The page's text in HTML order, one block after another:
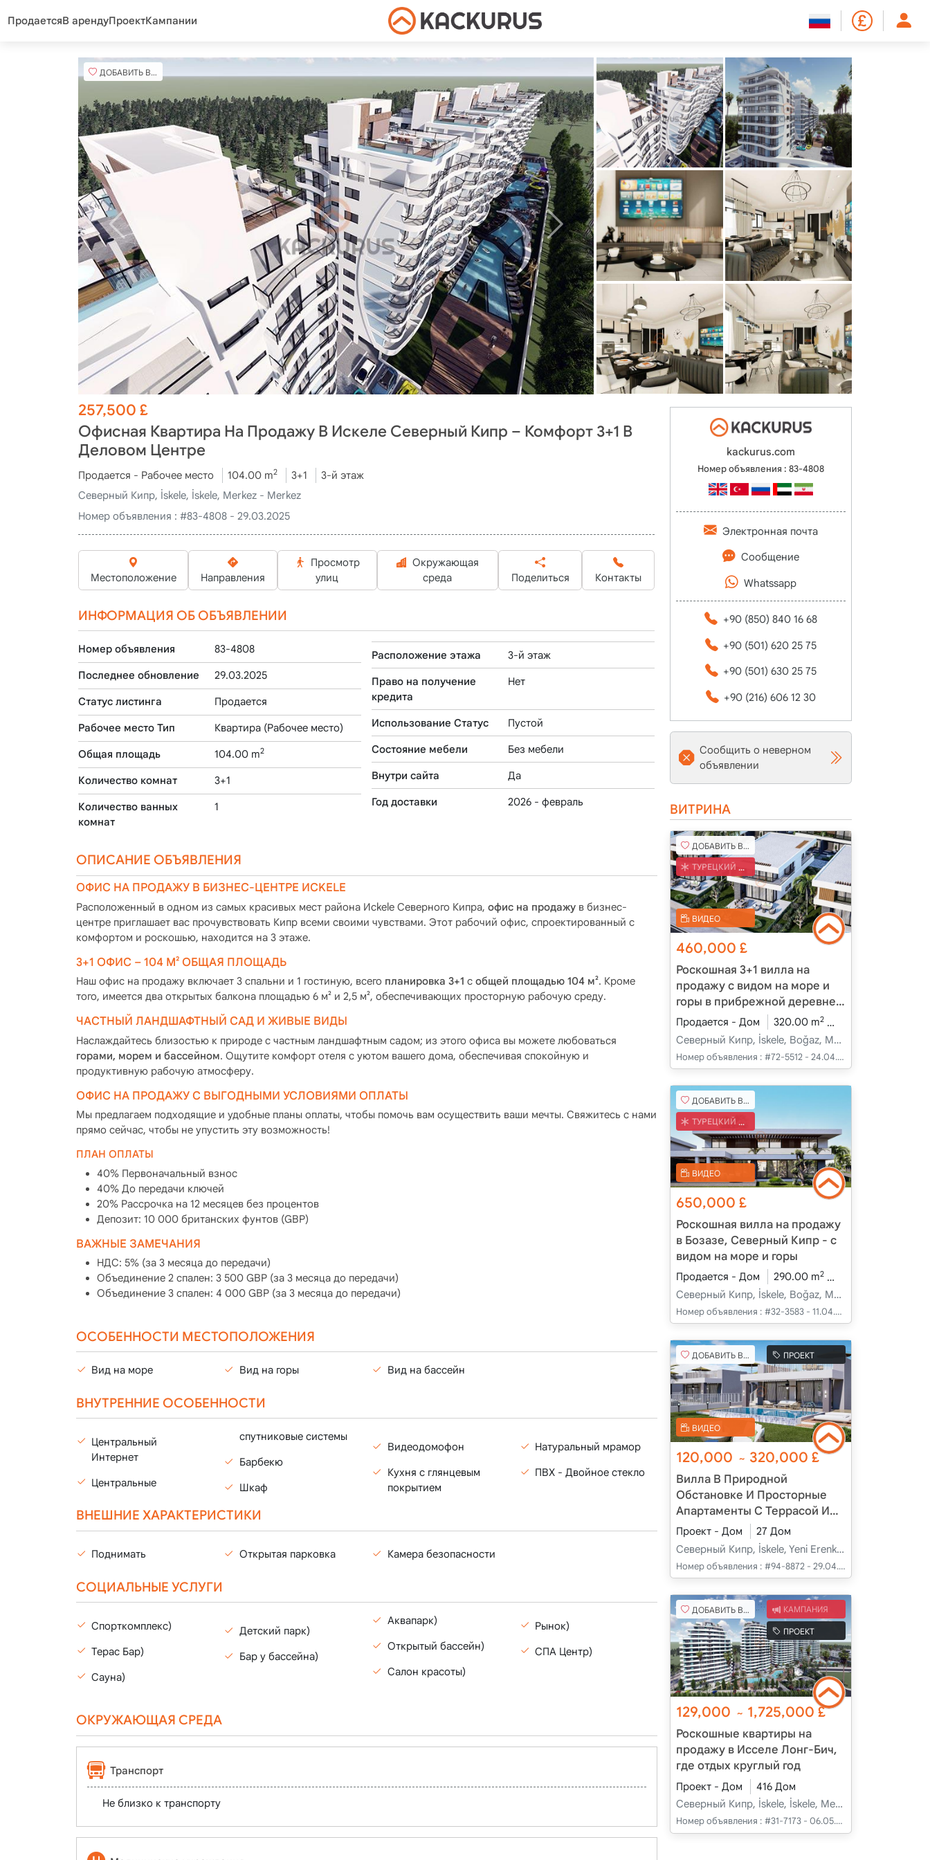
ПродаетсяВ арендуПроектКампании
ДОБАВИТЬ В ИЗБРАННОЕ
257,500£
Офисная Квартира На Продажу В Искеле Северный Кипр – Комфорт 3+1 В
Деловом Центре
Продается - Рабочее место 104.00 m2 3+1
3-й этаж
Северный Кипр, İskele, İskele, Merkez - Merkez
Номер объявления : #83-4808 - 29.03.2025
Местоположение Направления
Просмотр
улиц
Окружающая
среда
Поделиться Контакты
ИНФОРМАЦИЯ ОБ ОБЪЯВЛЕНИИ
Номер объявления 83-4808
Последнее обновление 29.03.2025
Статус листинга Продается
Рабочее место Тип Квартира (Рабочее место)
Общая площадь 104.00 m2
Количество комнат 3+1
Количество ванных
комнат
1
Расположение этажа 3-й этаж
Право на получение
кредита
Нет
Использование Статус Пустой
Состояние мебели Без мебели
Внутри сайта Да
Год доставки 2026 - февраль
ОПИСАНИЕ ОБЪЯВЛЕНИЯ
ОФИС НА ПРОДАЖУ В БИЗНЕС-ЦЕНТРЕ ИСKELE
Расположенный в одном из самых красивых мест района Исkele Северного Кипра, офис на продажув бизнес-
центре приглашает вас прочувствовать Кипр всеми своими чувствами. Этот рабочий офис, спроектированный с
комфортом и роскошью, находится на 3 этаже.
3+1 ОФИС – 104 М² ОБЩАЯ ПЛОЩАДЬ
Наш офис на продажу включает 3 спальни и 1 гостиную, всего планировка 3+1 с общей площадью 104 м². Кроме
того, имеется два открытых балкона площадью 6 м² и 2,5 м², обеспечивающих просторную рабочую среду.
ЧАСТНЫЙ ЛАНДШАФТНЫЙ САД И ЖИВЫЕ ВИДЫ
Наслаждайтесь близостью к природе с частным ландшафтным садом; из этого офиса вы можете любоваться
горами, морем и бассейном. Ощутите комфорт отеля с уютом вашего дома, обеспечивая спокойную и
продуктивную рабочую атмосферу.
ОФИС НА ПРОДАЖУ С ВЫГОДНЫМИ УСЛОВИЯМИ ОПЛАТЫ
Мы предлагаем подходящие и удобные планы оплаты, чтобы помочь вам осуществить ваши мечты. Свяжитесь с нами
прямо сейчас, чтобы не упустить эту возможность!
ПЛАН ОПЛАТЫ
40% Первоначальный взнос
40% До передачи ключей
20% Рассрочка на 12 месяцев без процентов
Депозит: 10 000 британских фунтов (GBP)
ВАЖНЫЕ ЗАМЕЧАНИЯ
НДС: 5% (за 3 месяца до передачи)
Объединение 2 спален: 3 500 GBP (за 3 месяца до передачи)
Объединение 3 спален: 4 000 GBP (за 3 месяца до передачи)
ОСОБЕННОСТИ МЕСТОПОЛОЖЕНИЯ
Вид на море Вид на горы Вид на бассейн
ВНУТРЕННИЕ ОСОБЕННОСТИ
Центральный
Интернет
Центральные
спутниковые системы
Барбекю
Шкаф
Видеодомофон
Кухня с глянцевым
покрытием
Натуральный мрамор
ПВХ - Двойное стекло
ВНЕШНИЕ ХАРАКТЕРИСТИКИ
Поднимать Открытая парковка Камера безопасности
СОЦИАЛЬНЫЕ УСЛУГИ
Спорткомплекс)
Терас Бар)
Сауна)
Детский парк)
Бар у бассейна)
Аквапарк)
Открытый бассейн)
Салон красоты)
Рынок)
СПА Центр)
ОКРУЖАЮЩАЯ СРЕДА
Транспорт
Не близко к транспорту
kackurus.com
Номер объявления : 83-4808
Электронная почта
Сообщение
Whatssapp
+90 (850) 840 16 68
+90 (501) 620 25 75
+90 (501) 630 25 75
+90 (216) 606 12 30
Сообщить о неверном
объявлении
ВИТРИНА
ДОБАВИТЬ В ИЗБРАННОЕ
ТУРЕЦКИЙ КОБ
ВИДЕО
460,000 £
Роскошная 3+1 вилла на
продажу с видом на море и
горы в прибрежной деревне
Бозаз, Северный Кипр
Продается - Дом 320.00 m2
Северный Кипр, İskele, Boğaz, Merkez - Merkez
Номер объявления : #72-5512 - 24.04.2025
ДОБАВИТЬ В ИЗБРАННОЕ
ТУРЕЦКИЙ КОБ
ВИДЕО
650,000 £
Роскошная вилла на продажу
в Бозазе, Северный Кипр - с
видом на море и горы
Продается - Дом 290.00 m2
Северный Кипр, İskele, Boğaz, Merkez - Merkez
Номер объявления : #32-3583 - 11.04.2025
ДОБАВИТЬ В ИЗБРАННОЕ ПРОЕКТ
ВИДЕО
120,000 ~ 320,000£
Вилла В Природной
Обстановке И Просторные
Апартаменты С Террасой И
Садом В Карпазе, Новый
Эренкой, Искеле, Кипр
Проект - Дом
27 Дом
Северный Кипр, İskele, Yeni Erenköy, Merkez - Merkez
Номер объявления : #94-8872 - 29.04.2025
ДОБАВИТЬ В ИЗБРАННОЕ КАМПАНИЯ
ПРОЕКТ
129,000 ~ 1,725,000£
Роскошные квартиры на
продажу в Исселе Лонг-Бич,
где отдых круглый год
Проект - Дом
416 Дом
Северный Кипр, İskele, İskele, Merkez - Merkez
Номер объявления : #31-7173 - 06.05.2025